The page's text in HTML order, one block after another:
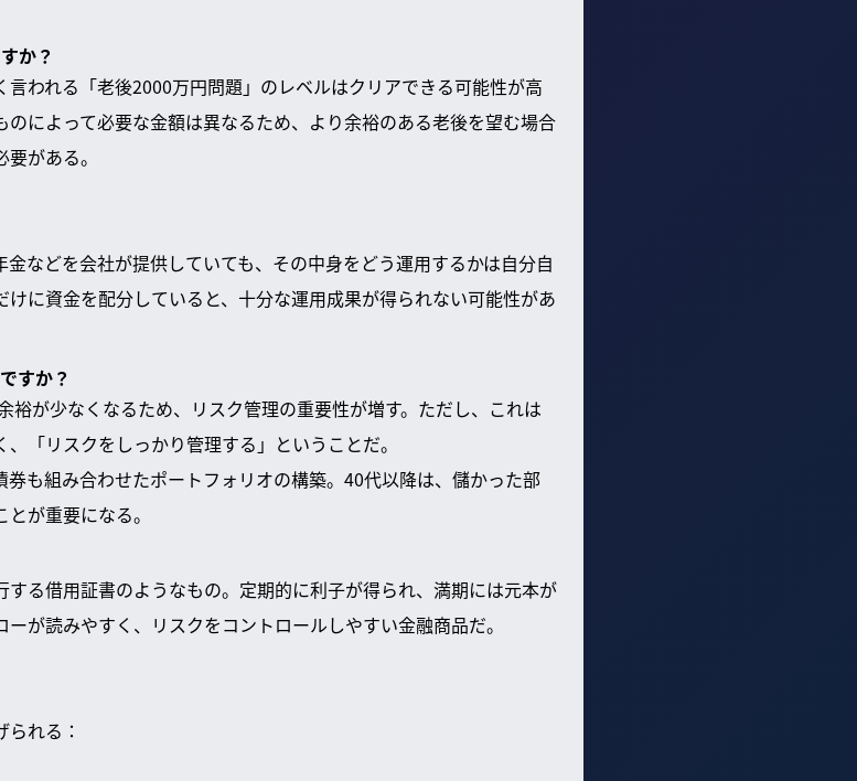
か？
われる「老後2000万円問題」のレベルはクリアできる可能性が高
によって必要な金額は異なるため、より余裕のある老後を望む場合
がある。
などを会社が提供していても、その中身をどう運用するかは自分自
に資金を配分していると、十分な運用成果が得られない可能性があ
すか？
裕が少なくなるため、リスク管理の重要性が増す。ただし、これは
「リスクをしっかり管理する」ということだ。
も組み合わせたポートフォリオの構築。40代以降は、儲かった部
が重要になる。
る借用証書のようなもの。定期的に利子が得られ、満期には元本が
が読みやすく、リスクをコントロールしやすい金融商品だ。
れる：